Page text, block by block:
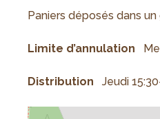
Paniers déposés dans un
Limite d’annulation
Distribution Jeudi